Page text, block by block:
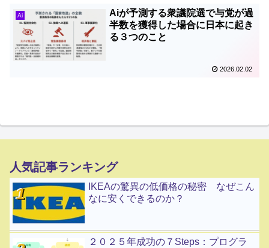
Ai
Aiが予測する衆議院選で与党が過
半数を獲得した場合に日本に起き
る３つのこと
2026.02.02
人気記事ランキング
IKEAの驚異の低価格の秘密 なぜこん
なに安くできるのか？
２０２５年成功の７Steps：プログラ